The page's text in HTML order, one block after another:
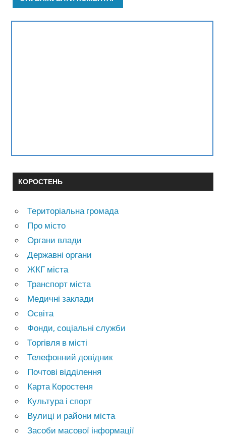
КОРОСТЕНЬ
Територіальна громада
Про місто
Органи влади
Державні органи
ЖКГ міста
Транспорт міста
Медичні заклади
Освіта
Фонди, соціальні служби
Торгівля в місті
Телефонний довідник
Почтові відділення
Карта Коростеня
Культура і спорт
Вулиці и райони міста
Засоби масової інформації